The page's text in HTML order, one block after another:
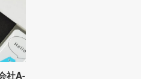
社A-